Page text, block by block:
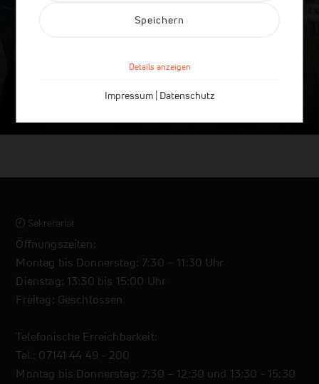
Fachstufen L2 und L3
Mehr erfahren
Sekretariat
Öffnungszeiten:
Montag bis Donnerstag: 7:30 – 11:30 Uhr
Dienstag: 13:30 bis 15:00 Uhr
Freitag: Geschlossen
Telefonische Erreichbarkeit:
Tel.: 07141 44 49 - 200
Montag bis Donnerstag: 7:30 – 12:30 und 13:30 - 15:30
Speichern
Details anzeigen
Impressum| Datenschutz